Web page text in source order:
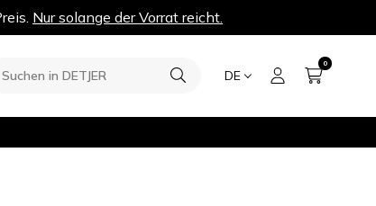
Nur solange der Vorrat reicht.
DE
0